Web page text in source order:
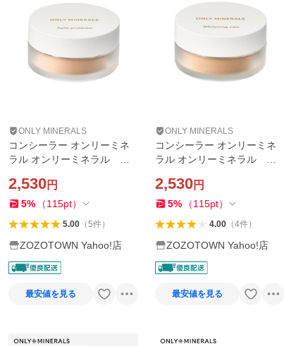
ONLY MINERALS
コンシーラー オンリーミネ
ラル オンリーミネラル 薬
テクター 医薬部外品
2,530円
5% （115pt）
5.00（5件）
ZOZOTOWN Yahoo!店
最安値を見る
ONLY MINERALS
コンシーラー オンリーミネ
ラル オンリーミネラル 薬
ングケア 医薬部外品
2,530円
5% （115pt）
4.00（4件）
ZOZOTOWN Yahoo!店
最安値を見る